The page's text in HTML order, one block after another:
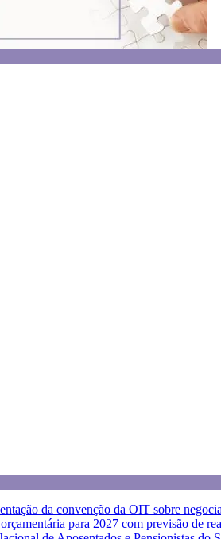
da convenção da OIT sobre
para 2027 com previsão de